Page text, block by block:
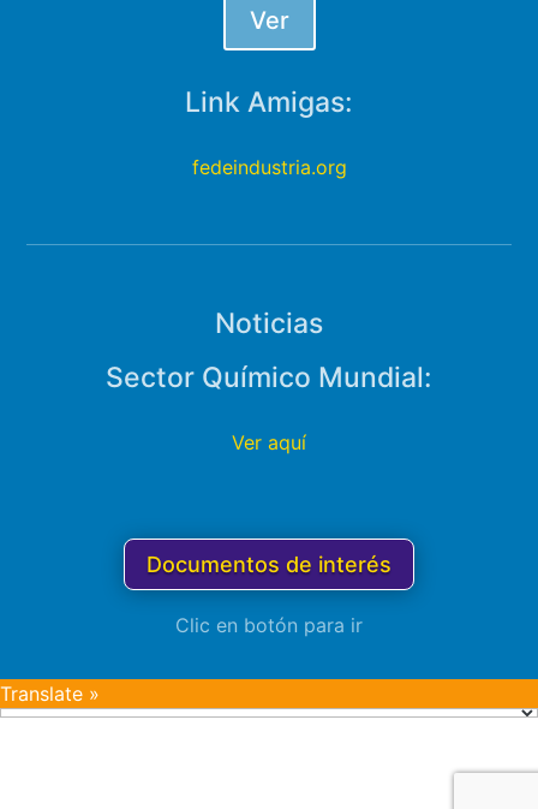
Ver
Link Amigas:
fedeindustria.org
Noticias
Sector Químico Mundial:
Ver aquí
Documentos de interés
Clic en botón para ir
Translate »